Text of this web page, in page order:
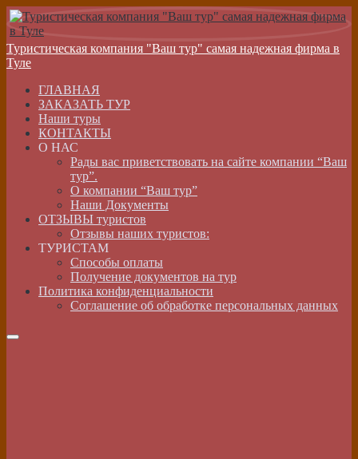
Туристическая компания "Ваш тур" самая надежная фирма в
Туле
ГЛАВНАЯ
ЗАКАЗАТЬ ТУР
Наши туры
КОНТАКТЫ
О НАС
Рады вас приветствовать на сайте компании “Ваш
тур”.
О компании “Ваш тур”
Наши Документы
ОТЗЫВЫ туристов
Отзывы наших туристов:
ТУРИСТАМ
Способы оплаты
Получение документов на тур
Политика конфиденциальности
Соглашение об обработке персональных данных